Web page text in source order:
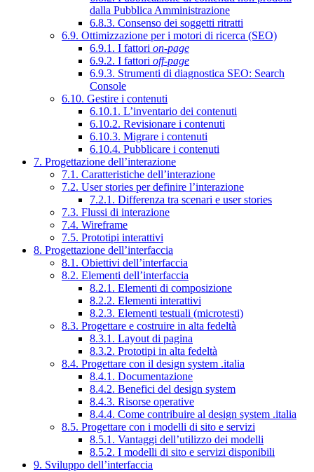
dalla Pubblica Amministrazione
6.8.3. Consenso dei soggetti ritratti
6.9. Ottimizzazione per i motori di ricerca (SEO)
6.9.1. I fattori on-page
6.9.2. I fattori off-page
6.9.3. Strumenti di diagnostica SEO: Search
Console
6.10. Gestire i contenuti
6.10.1. L’inventario dei contenuti
6.10.2. Revisionare i contenuti
6.10.3. Migrare i contenuti
6.10.4. Pubblicare i contenuti
7. Progettazione dell’interazione
7.1. Caratteristiche dell’interazione
7.2. User stories per definire l’interazione
7.2.1. Differenza tra scenari e user stories
7.3. Flussi di interazione
7.4. Wireframe
7.5. Prototipi interattivi
8. Progettazione dell’interfaccia
8.1. Obiettivi dell’interfaccia
8.2. Elementi dell’interfaccia
8.2.1. Elementi di composizione
8.2.2. Elementi interattivi
8.2.3. Elementi testuali (microtesti)
8.3. Progettare e costruire in alta fedeltà
8.3.1. Layout di pagina
8.3.2. Prototipi in alta fedeltà
8.4. Progettare con il design system .italia
8.4.1. Documentazione
8.4.2. Benefici del design system
8.4.3. Risorse operative
8.4.4. Come contribuire al design system .italia
8.5. Progettare con i modelli di sito e servizi
8.5.1. Vantaggi dell’utilizzo dei modelli
8.5.2. I modelli di sito e servizi disponibili
9. Sviluppo dell’interfaccia